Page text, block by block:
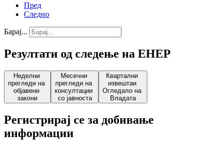
Пред
Следно
Барај...
Резултати од следење на ЕНЕР
Неделни
прегледи на
објавени
закони
Месечни
прегледи на
консултации
со јавноста
Квартални
извештаи
Огледало на
Владата
Регистрирај се за добивање
информации